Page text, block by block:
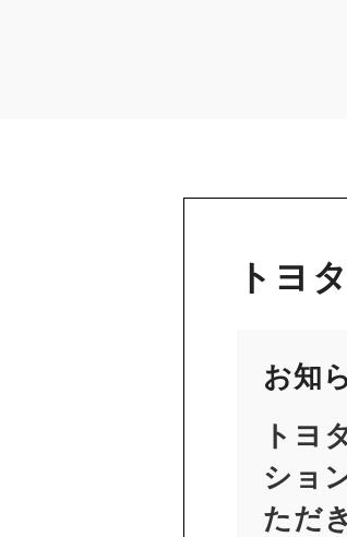
トヨ
お知
トヨ
ショ
ただ